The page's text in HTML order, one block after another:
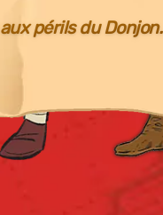
périls du Donjon.